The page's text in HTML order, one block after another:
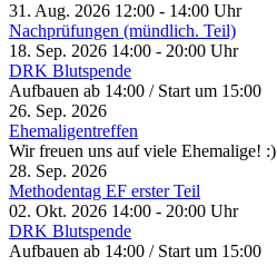
31. Aug. 2026 12:00 - 14:00 Uhr
Nachprüfungen (mündlich. Teil)
18. Sep. 2026 14:00 - 20:00 Uhr
DRK Blutspende
Aufbauen ab 14:00 / Start um 15:00
26. Sep. 2026
Ehemaligentreffen
Wir freuen uns auf viele Ehemalige! :)
28. Sep. 2026
Methodentag EF erster Teil
02. Okt. 2026 14:00 - 20:00 Uhr
DRK Blutspende
Aufbauen ab 14:00 / Start um 15:00